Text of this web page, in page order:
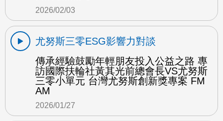
2026/02/03
尤努斯三零ESG影響力對談
傳承經驗鼓勵年輕朋友投入公益之路 專
訪國際扶輪社黃其光前總會長VS尤努斯
三零小單元 台灣尤努斯創新獎專案 FM
AM
2026/01/27